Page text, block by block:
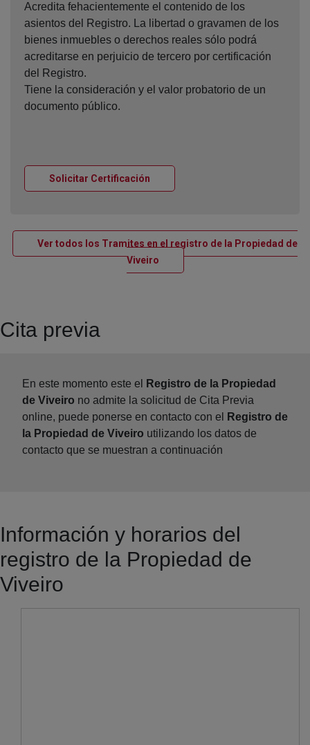
Acredita fehacientemente el contenido de los
asientos del Registro. La libertad o gravamen de los
bienes inmuebles o derechos reales sólo podrá
acreditarse en perjuicio de tercero por certificación
del Registro.
Tiene la consideración y el valor probatorio de un
documento público.
Solicitar Certificación
Ver todos los Tramites en el registro de la Propiedad de
ViveiroVentana nueva
Cita previa
En este momento este el
Registro de la Propiedad
de Viveiro no admite la solicitud de Cita Previa
online, puede ponerse en contacto con el
Registro de
la Propiedad de Viveiro utilizando los datos de
contacto que se muestran a continuación
Información y horarios del
registro de la Propiedad de
Viveiro